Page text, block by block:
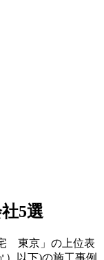
5選
東京」の上位表